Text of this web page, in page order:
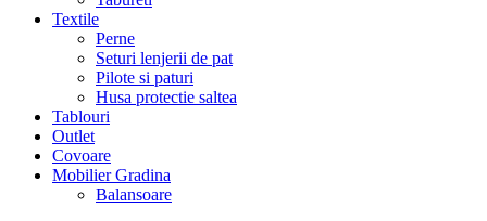
Textile
Perne
Seturi lenjerii de pat
Pilote si paturi
Husa protectie saltea
Tablouri
Outlet
Covoare
Mobilier Gradina
Balansoare